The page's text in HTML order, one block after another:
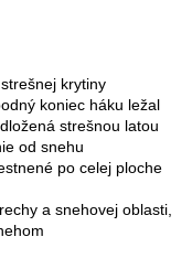
krytiny
koniec háku ležal
strešnou latou
od snehu
po celej ploche
a snehovej oblasti,